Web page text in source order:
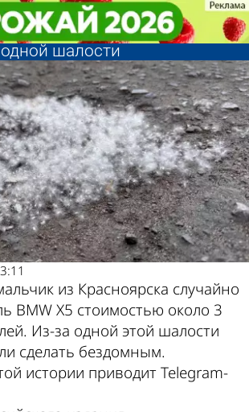
девятилетнего ребенка
сделать бездомным из-
шалости
из Красноярска случайно
BMW X5 стоимостью около 3
Из-за одной этой шалости
сделать бездомным.
истории приводит Telegram-
девятилетнего ребенка
сделать бездомным из-
шалости
новости
и курсы
в Пензе